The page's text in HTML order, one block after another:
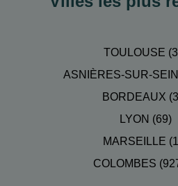
TOULOUSE
ASNIÈRES-SUR-
BORDEAUX
LYON (69)
MARSEILLE
COLOMBES